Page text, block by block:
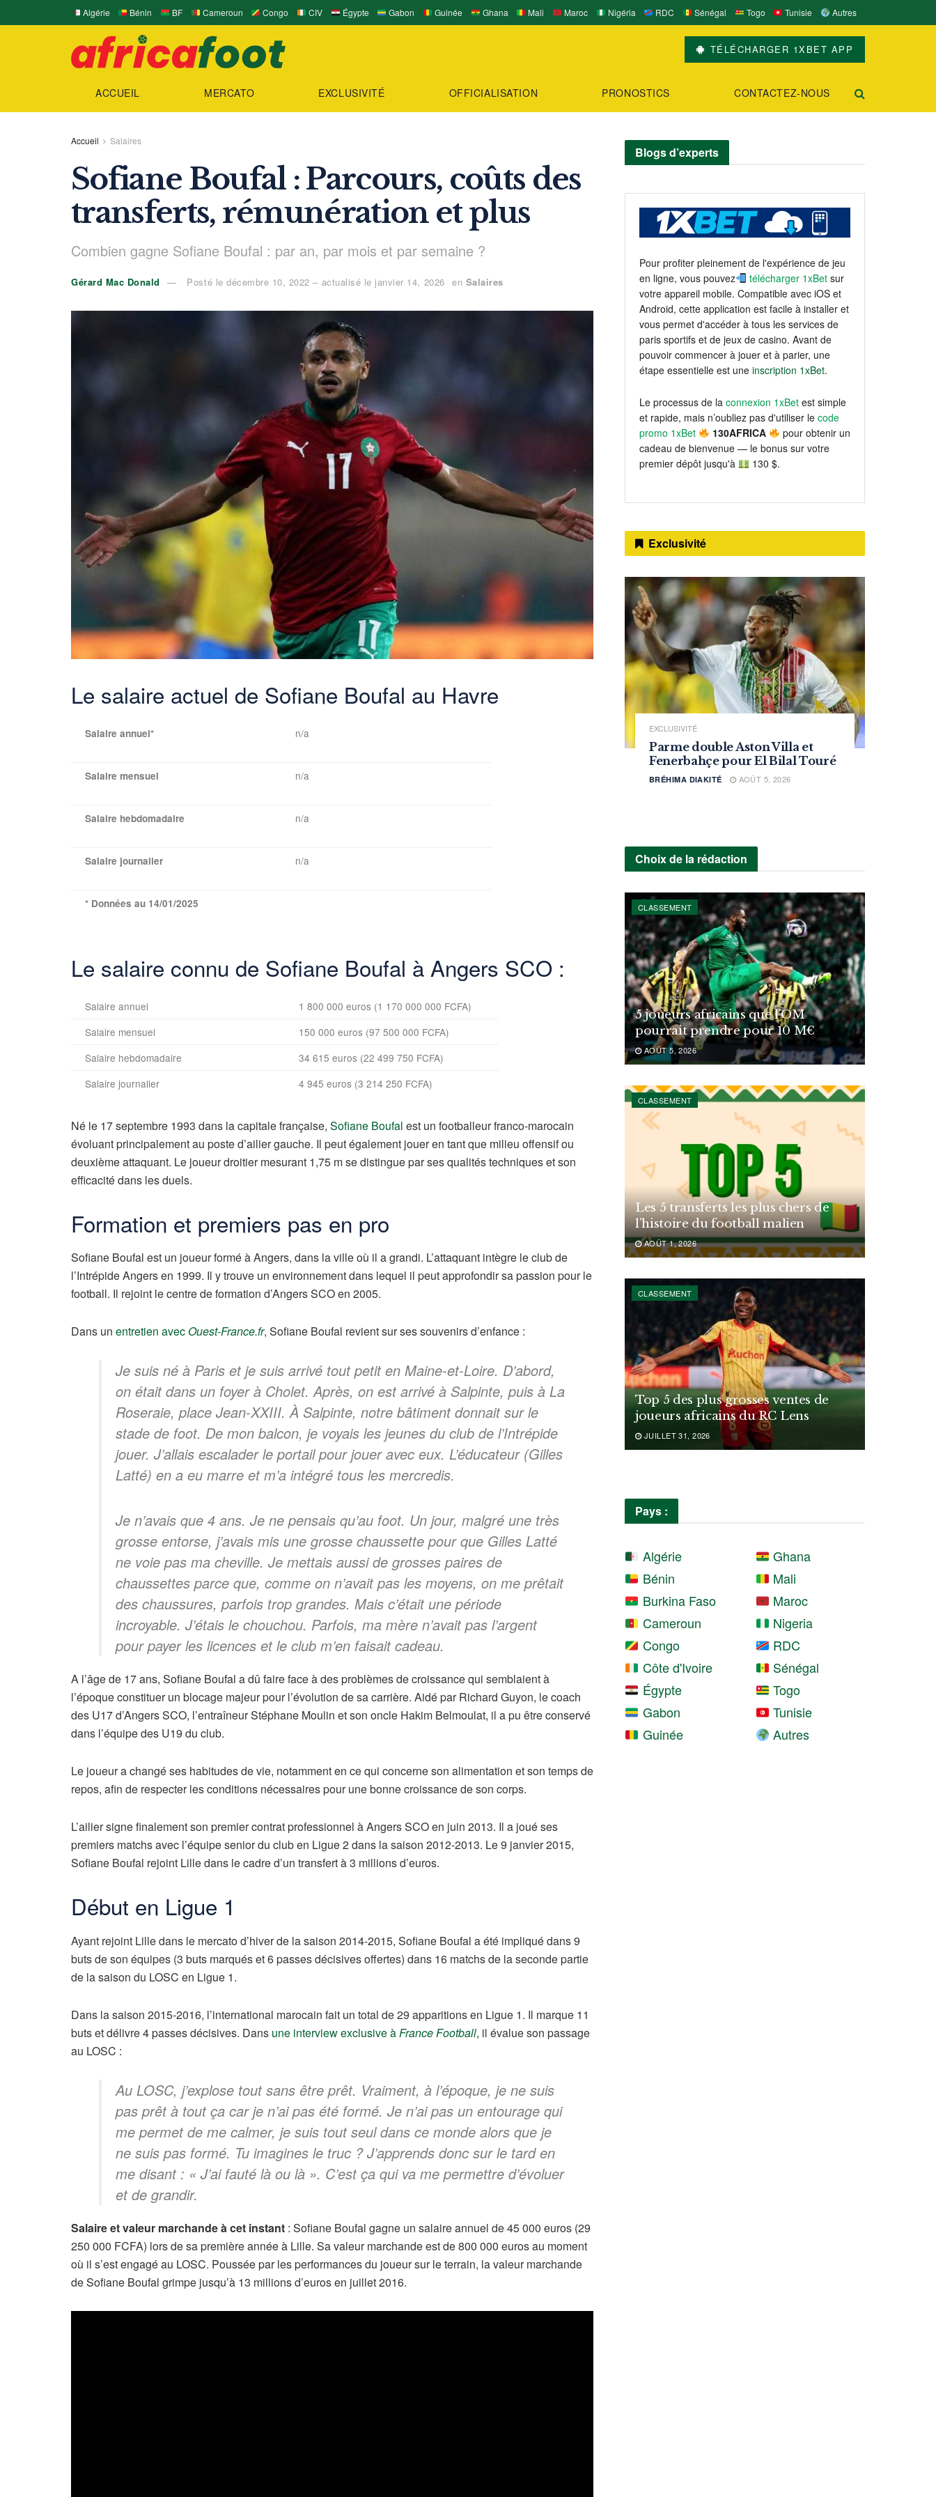
Algérie Bénin BF Cameroun Congo CIV Égypte Gabon Guinée Ghana Mali Maroc Nigéria RDC Sénégal Togo Tunisie Autres
TÉLÉCHARGER 1XBET APP
ACCUEIL MERCATO EXCLUSIVITÉ OFFICIALISATION PRONOSTICS CONTACTEZ-NOUS
Accueil Salaires
Sofiane Boufal : Parcours, coûts des
transferts, rémunération et plus
Combien gagne Sofiane Boufal : par an, par mois et par semaine ?
Gérard Mac Donald Posté le décembre 10, 2022 – actualisé le janvier 14, 2026 en Salaires
Le salaire actuel de Sofiane Boufal au Havre
Salaire annuel* n/a
Salaire mensuel n/a
Salaire hebdomadaire n/a
Salaire journalier n/a
* Données au 14/01/2025
Le salaire connu de Sofiane Boufal à Angers SCO :
Salaire annuel
1 800 000 euros (1 170 000 000 FCFA)
Salaire mensuel
150 000 euros (97 500 000 FCFA)
Salaire hebdomadaire
34 615 euros (22 499 750 FCFA)
Salaire journalier
4 945 euros (3 214 250 FCFA)
Né le 17 septembre 1993 dans la capitale française, Sofiane Boufal est un footballeur franco-marocain
évoluant principalement au poste d’ailier gauche. Il peut également jouer en tant que milieu offensif ou
deuxième attaquant. Le joueur droitier mesurant 1,75 m se distingue par ses qualités techniques et son
efficacité dans les duels.
Formation et premiers pas en pro
Sofiane Boufal est un joueur formé à Angers, dans la ville où il a grandi. L’attaquant intègre le club de
l’Intrépide Angers en 1999. Il y trouve un environnement dans lequel il peut approfondir sa passion pour le
football. Il rejoint le centre de formation d’Angers SCO en 2005.
Dans un entretien avecOuest-France.fr, Sofiane Boufal revient sur ses souvenirs d’enfance :
Je suis né à Paris et je suis arrivé tout petit en Maine-et-Loire. D’abord,
on était dans un foyer à Cholet. Après, on est arrivé à Salpinte, puis à La
Roseraie, place Jean-XXIII. À Salpinte, notre bâtiment donnait sur le
stade de foot. De mon balcon, je voyais les jeunes du club de l’Intrépide
jouer. J’allais escalader le portail pour jouer avec eux. L’éducateur (Gilles
Latté) en a eu marre et m’a intégré tous les mercredis.
Je n’avais que 4 ans. Je ne pensais qu’au foot. Un jour, malgré une très
grosse entorse, j’avais mis une grosse chaussette pour que Gilles Latté
ne voie pas ma cheville. Je mettais aussi de grosses paires de
chaussettes parce que, comme on n’avait pas les moyens, on me prêtait
des chaussures, parfois trop grandes. Mais c’était une période
incroyable. J’étais le chouchou. Parfois, ma mère n’avait pas l’argent
pour payer les licences et le club m’en faisait cadeau.
A l’âge de 17 ans, Sofiane Boufal a dû faire face à des problèmes de croissance qui semblaient à
l’époque constituer un blocage majeur pour l’évolution de sa carrière. Aidé par Richard Guyon, le coach
des U17 d’Angers SCO, l’entraîneur Stéphane Moulin et son oncle Hakim Belmoulat, il a pu être conservé
dans l’équipe des U19 du club.
Le joueur a changé ses habitudes de vie, notamment en ce qui concerne son alimentation et son temps de
repos, afin de respecter les conditions nécessaires pour une bonne croissance de son corps.
L’ailier signe finalement son premier contrat professionnel à Angers SCO en juin 2013. Il a joué ses
premiers matchs avec l’équipe senior du club en Ligue 2 dans la saison 2012-2013. Le 9 janvier 2015,
Sofiane Boufal rejoint Lille dans le cadre d’un transfert à 3 millions d’euros.
Début en Ligue 1
Ayant rejoint Lille dans le mercato d’hiver de la saison 2014-2015, Sofiane Boufal a été impliqué dans 9
buts de son équipes (3 buts marqués et 6 passes décisives offertes) dans 16 matchs de la seconde partie
de la saison du LOSC en Ligue 1.
Dans la saison 2015-2016, l’international marocain fait un total de 29 apparitions en Ligue 1. Il marque 11
buts et délivre 4 passes décisives. Dans une interview exclusive àFrance Football, il évalue son passage
au LOSC :
Au LOSC, j’explose tout sans être prêt. Vraiment, à l’époque, je ne suis
pas prêt à tout ça car je n’ai pas été formé. Je n’ai pas un entourage qui
me permet de me calmer, je suis tout seul dans ce monde alors que je
ne suis pas formé. Tu imagines le truc ? J’apprends donc sur le tard en
me disant : « J’ai fauté là ou là ». C’est ça qui va me permettre d’évoluer
et de grandir.
Salaire et valeur marchande à cet instant : Sofiane Boufal gagne un salaire annuel de 45 000 euros (29
250 000 FCFA) lors de sa première année à Lille. Sa valeur marchande est de 800 000 euros au moment
où il s’est engagé au LOSC. Poussée par les performances du joueur sur le terrain, la valeur marchande
de Sofiane Boufal grimpe jusqu’à 13 millions d’euros en juillet 2016.
Blogs d’experts
Pour profiter pleinement de l'expérience de jeu
en ligne, vous pouvez
télécharger 1xBet sur
votre appareil mobile. Compatible avec iOS et
Android, cette application est facile à installer et
vous permet d'accéder à tous les services de
paris sportifs et de jeux de casino. Avant de
pouvoir commencer à jouer et à parier, une
étape essentielle est une inscription 1xBet.
Le processus de la connexion 1xBet est simple
et rapide, mais n’oubliez pas d'utiliser le code
promo 1xBet
130AFRICA
pour obtenir un
cadeau de bienvenue — le bonus sur votre
premier dépôt jusqu'à
130 $.
Exclusivité
EXCLUSIVITÉ
Parme double Aston Villa et
Fenerbahçe pour El Bilal Touré
BRÉHIMA DIAKITÉ AOÛT 5, 2026
Choix de la rédaction
CLASSEMENT
5 joueurs africains que l’OM
pourrait prendre pour 10 M€
AOÛT 5, 2026
CLASSEMENT
Les 5 transferts les plus chers de
l’histoire du football malien
AOÛT 1, 2026
CLASSEMENT
Top 5 des plus grosses ventes de
joueurs africains du RC Lens
JUILLET 31, 2026
Pays :
Algérie
Bénin
Burkina Faso
Cameroun
Congo
Côte d'Ivoire
Égypte
Gabon
Guinée
Ghana
Mali
Maroc
Nigeria
RDC
Sénégal
Togo
Tunisie
Autres